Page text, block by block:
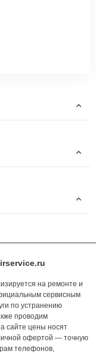
на ремонте и
сервисным
по устранению
проводим
сайте цены носят
офертой — точную
телефонов,